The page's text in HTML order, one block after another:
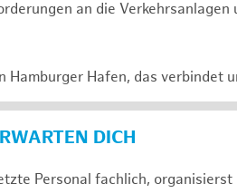
an die
Hamburger Hafen, das verbindet
DICH
Personal fachlich,